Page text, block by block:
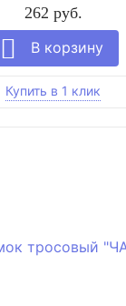
262 руб.